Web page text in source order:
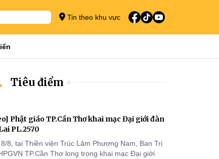
Tin theo khu vực
Tiêu điểm
Phật giáo TP.Cần Thơ khai mạc Đại giới đàn
PL.2570
8/8, tại Thiền viện Trúc Lâm Phương Nam, Ban Trị
TP.Cần Thơ long trọng khai mạc Đại giới